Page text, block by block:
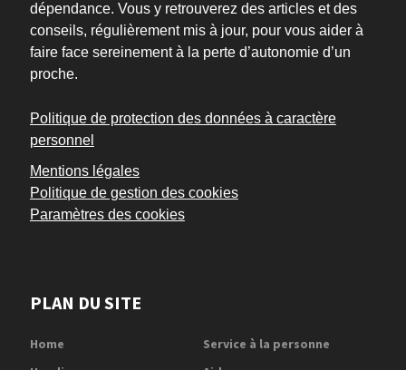
dépendance. Vous y retrouverez des articles et des
conseils, régulièrement mis à jour, pour vous aider à
faire face sereinement à la perte d’autonomie d’un
proche.
Politique de protection des données à caractère
personnel
Mentions légales
Politique de gestion des cookies
Paramètres des cookies
PLAN DU SITE
Home
Service à la personne